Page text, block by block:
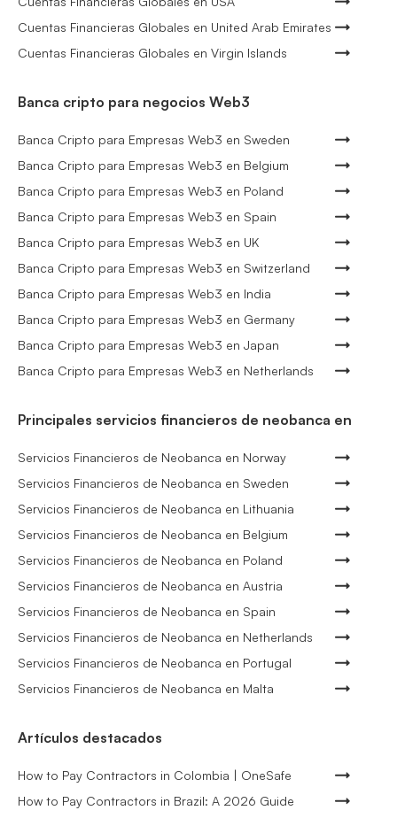
Cuentas Financieras Globales en United Arab Emirates
Cuentas Financieras Globales en Virgin Islands
Banca cripto para negocios Web3
Banca Cripto para Empresas Web3 en Sweden
Banca Cripto para Empresas Web3 en Belgium
Banca Cripto para Empresas Web3 en Poland
Banca Cripto para Empresas Web3 en Spain
Banca Cripto para Empresas Web3 en UK
Banca Cripto para Empresas Web3 en Switzerland
Banca Cripto para Empresas Web3 en India
Banca Cripto para Empresas Web3 en Germany
Banca Cripto para Empresas Web3 en Japan
Banca Cripto para Empresas Web3 en Netherlands
Principales servicios financieros de neobanca en
Servicios Financieros de Neobanca en Norway
Servicios Financieros de Neobanca en Sweden
Servicios Financieros de Neobanca en Lithuania
Servicios Financieros de Neobanca en Belgium
Servicios Financieros de Neobanca en Poland
Servicios Financieros de Neobanca en Austria
Servicios Financieros de Neobanca en Spain
Servicios Financieros de Neobanca en Netherlands
Servicios Financieros de Neobanca en Portugal
Servicios Financieros de Neobanca en Malta
Artículos destacados
How to Pay Contractors in Colombia | OneSafe
How to Pay Contractors in Brazil: A 2026 Guide